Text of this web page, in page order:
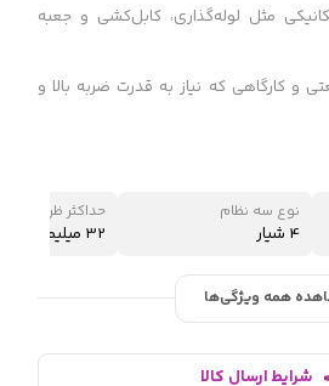
مثل لوله‌گذاری، کابل‌کشی و جعبه
و کارگاهی که نیاز به قدرت ضربه بالا و
نوع سه نظام
4 شیار
حداکثر ظرفیت
32 میلیمتر
همه ویژگی‌ها
شرایط ارسال کالا